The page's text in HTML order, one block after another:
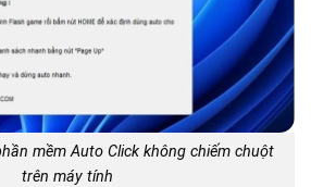
mềm Auto Click không chiếm chuột
trên máy tính